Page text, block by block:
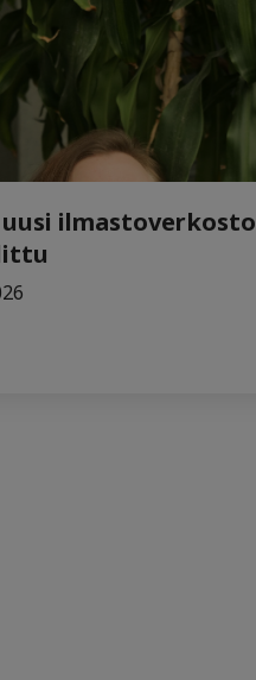
uusi ilmastoverkosto